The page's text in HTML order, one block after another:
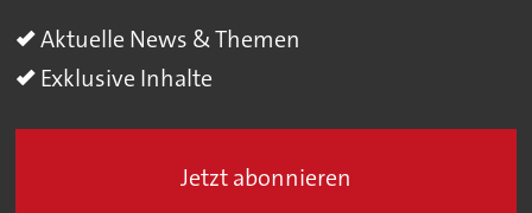
Aktuelle News & Themen
Exklusive Inhalte
Jetzt abonnieren